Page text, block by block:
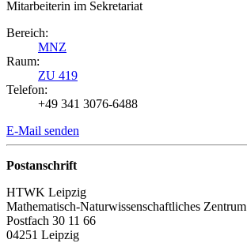
Mitarbeiterin im Sekretariat
Bereich:
MNZ
Raum:
ZU 419
Telefon:
+49 341 3076-6488
E-Mail senden
Postanschrift
HTWK Leipzig
Mathematisch-Naturwissenschaftliches Zentrum
Postfach 30 11 66
04251 Leipzig